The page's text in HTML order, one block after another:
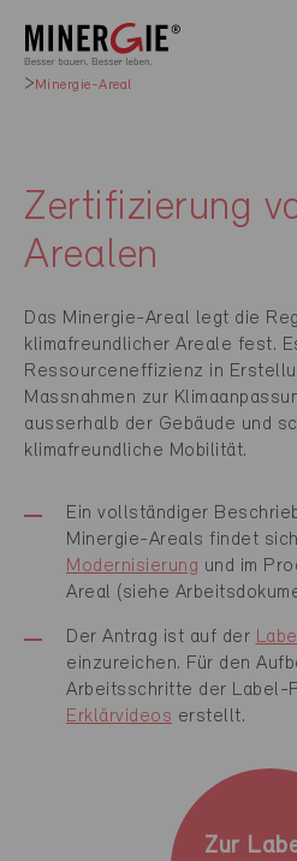
Minergie-Areal
Zertifizierung
Arealen
Das Minergie-Areal legt die
klimafreundlicher Areale fest.
Ressourceneffizienz in
Massnahmen zur
ausserhalb der Gebäude und
klimafreundliche Mobilität.
Ein vollständiger
Minergie-Areals findet
Modernisierung und im
Areal (siehe
Der Antrag ist auf der
einzureichen. Für den
Arbeitsschritte der Label-
Erklärvideos erstellt.
Zur